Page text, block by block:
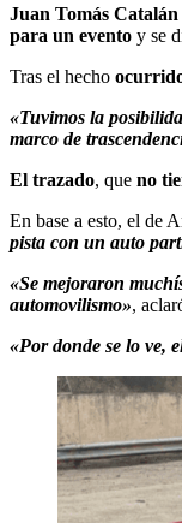
Juan Tomás
para un evento y se
Tras el hecho
«Tuvimos la
marco de
El trazado, que no
En base a esto, el de
pista con un auto
«Se mejoraron
automovilismo»,
«Por donde se lo ve,